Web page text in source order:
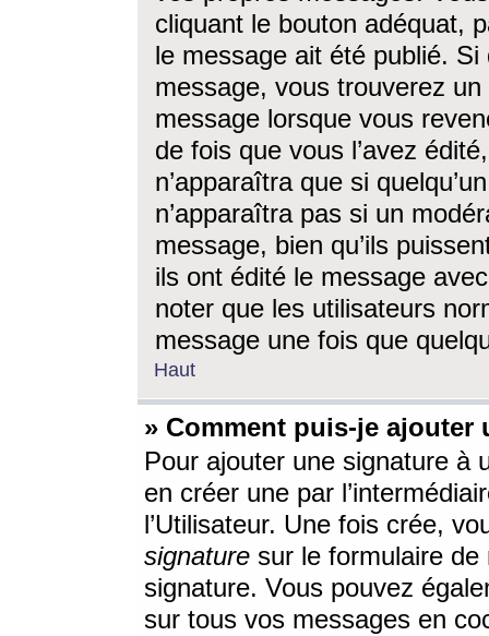
cliquant le bouton adéquat,
le message ait été publié. Si
message, vous trouverez
message lorsque vous
de fois que vous l’avez
n’apparaîtra que si
n’apparaîtra pas si un
message, bien qu’ils
ils ont édité le message
noter que les utilisateurs
message une fois que
Haut
» Comment puis-je ajouter
Pour ajouter une signature à
en créer une par
l’Utilisateur. Une fois crée,
signature sur le formulaire de
signature. Vous pouvez
sur tous vos messages en